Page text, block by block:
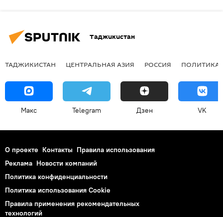
Таджикистан
ТАДЖИКИСТАН ЦЕНТРАЛЬНАЯ АЗИЯ РОССИЯ ПОЛИТИКА
Макс Telegram Дзен VK
О проекте Контакты Правила использования
Реклама Новости компаний
Политика конфиденциальности
Политика использования Cookie
Правила применения рекомендательных
технологий